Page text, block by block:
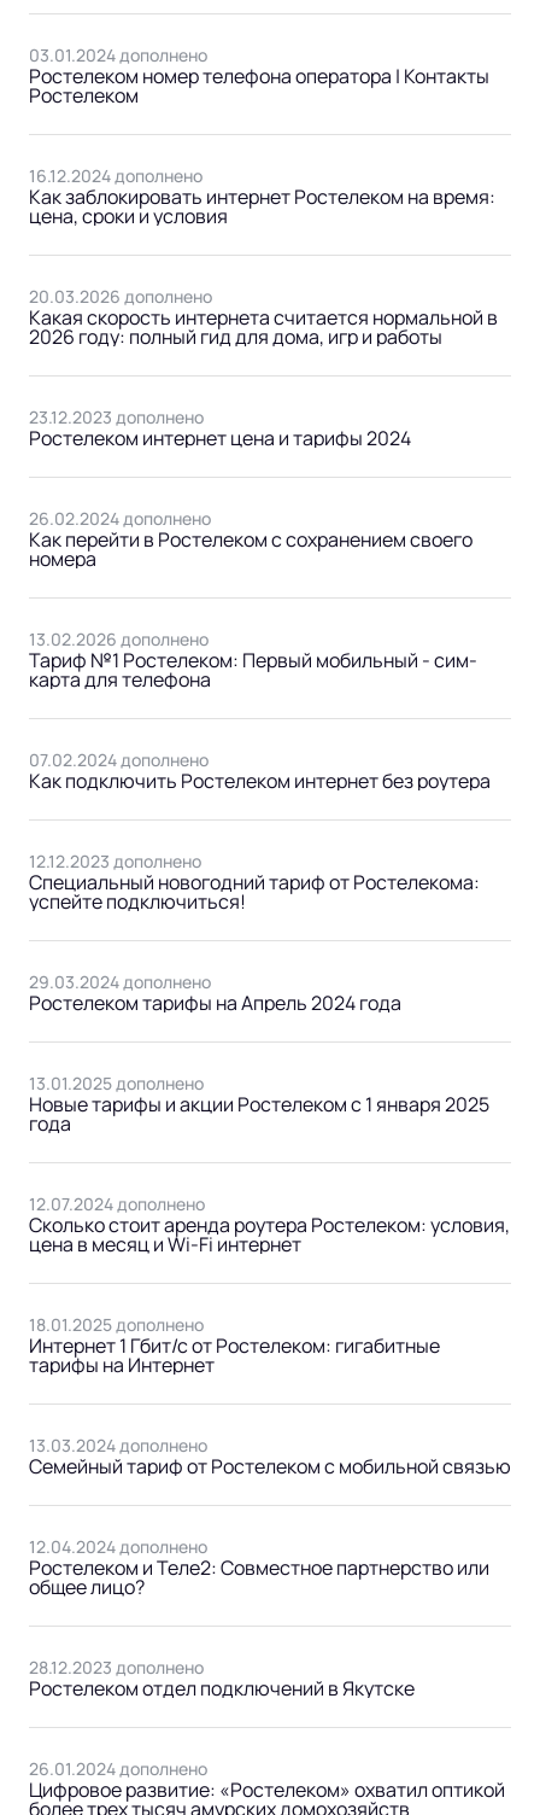
03.01.2024 дополнено
Ростелеком номер телефона оператора | Контакты
Ростелеком
16.12.2024 дополнено
Как заблокировать интернет Ростелеком на время:
цена, сроки и условия
20.03.2026 дополнено
Какая скорость интернета считается нормальной в
2026 году: полный гид для дома, игр и работы
23.12.2023 дополнено
Ростелеком интернет цена и тарифы 2024
26.02.2024 дополнено
Как перейти в Ростелеком с сохранением своего
номера
13.02.2026 дополнено
Тариф №1 Ростелеком: Первый мобильный - сим-
карта для телефона
07.02.2024 дополнено
Как подключить Ростелеком интернет без роутера
12.12.2023 дополнено
Специальный новогодний тариф от Ростелекома:
успейте подключиться!
29.03.2024 дополнено
Ростелеком тарифы на Апрель 2024 года
13.01.2025 дополнено
Новые тарифы и акции Ростелеком с 1 января 2025
года
12.07.2024 дополнено
Сколько стоит аренда роутера Ростелеком: условия,
цена в месяц и Wi-Fi интернет
18.01.2025 дополнено
Интернет 1 Гбит/с от Ростелеком: гигабитные
тарифы на Интернет
13.03.2024 дополнено
Cемейный тариф от Ростелеком с мобильной связью
12.04.2024 дополнено
Ростелеком и Теле2: Совместное партнерство или
общее лицо?
28.12.2023 дополнено
Ростелеком отдел подключений в Якутске
26.01.2024 дополнено
Цифровое развитие: «Ростелеком» охватил оптикой
более трех тысяч амурских домохозяйств